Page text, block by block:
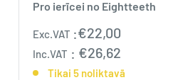
Pro ierīcei no Eightteeth
Pārdošanas
cena
Exc.VAT :€22,00
Inc.VAT : €26,62
Tikai 5 noliktavā